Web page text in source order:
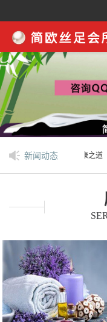
新闻动态
舒缓身心体验古老健康之道